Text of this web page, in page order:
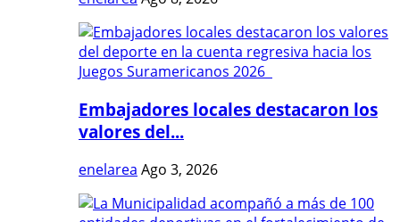
Embajadores locales destacaron los
valores del...
enelarea Ago 3, 2026